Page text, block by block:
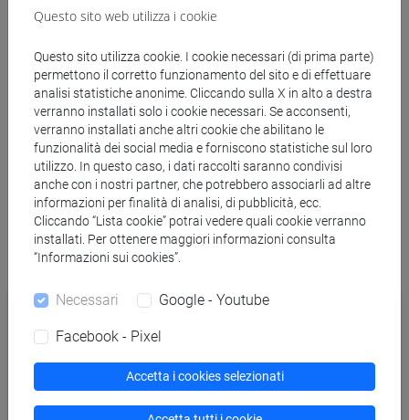
lo sviluppo e la gestione di questo particolare tipo di
I progetti “vivi” sonocommissionati da veri clienti esterni
gli studenti sono coinvolti in una situazione reale in cui
sperimentano, e devono cercare di risolvere, i problemi che i
manager dell'industria dei viaggi e turismo affrontano ogni
giorno.
Esempi delle sfide affrontate da alcuni studenti negli scorsi
anni sono presentati qui.
Questo sito web utilizza i cookie
Questo sito utilizza cookie. I cookie necessari (di prima parte)
permettono il corretto funzionamento del sito e di effettuare
analisi statistiche anonime. Cliccando sulla X in alto a destra
verranno installati solo i cookie necessari. Se acconsenti,
verranno installati anche altri cookie che abilitano le
funzionalità dei social media e forniscono statistiche sul loro
utilizzo. In questo caso, i dati raccolti saranno condivisi
anche con i nostri partner, che potrebbero associarli ad altre
informazioni per finalità di analisi, di pubblicità, ecc.
Cliccando “Lista cookie” potrai vedere quali cookie verranno
installati. Per ottenere maggiori informazioni consulta
“Informazioni sui cookies”.
Necessari Google - Youtube
Facebook - Pixel
Accetta i cookies selezionati